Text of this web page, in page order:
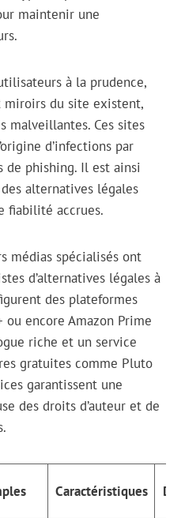
maintenir une
à la prudence,
miroirs du site existent,
malveillantes. Ces sites
d’infections par
de phishing. Il est ainsi
alternatives légales
fiabilité accrues.
médias spécialisés ont
d’alternatives légales à
des plateformes
encore Amazon Prime
riche et un service
gratuites comme Pluto
garantissent une
des droits d’auteur et de
Caractéristiques